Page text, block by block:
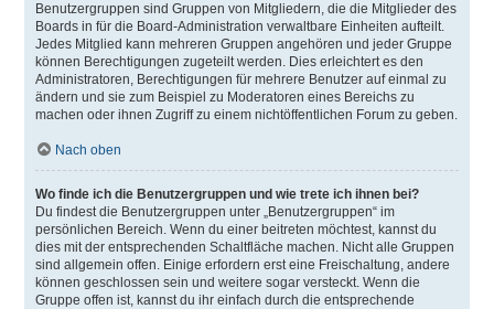
Benutzergruppen sind Gruppen von Mitgliedern, die die Mitglieder des
Boards in für die Board-Administration verwaltbare Einheiten aufteilt.
Jedes Mitglied kann mehreren Gruppen angehören und jeder Gruppe
können Berechtigungen zugeteilt werden. Dies erleichtert es den
Administratoren, Berechtigungen für mehrere Benutzer auf einmal zu
ändern und sie zum Beispiel zu Moderatoren eines Bereichs zu
machen oder ihnen Zugriff zu einem nichtöffentlichen Forum zu geben.
Nach oben
Wo finde ich die Benutzergruppen und wie trete ich ihnen bei?
Du findest die Benutzergruppen unter „Benutzergruppen“ im
persönlichen Bereich. Wenn du einer beitreten möchtest, kannst du
dies mit der entsprechenden Schaltfläche machen. Nicht alle Gruppen
sind allgemein offen. Einige erfordern erst eine Freischaltung, andere
können geschlossen sein und weitere sogar versteckt. Wenn die
Gruppe offen ist, kannst du ihr einfach durch die entsprechende